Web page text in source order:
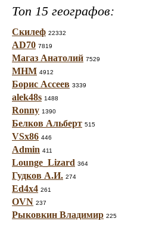
Топ 15 географов:
Скилеф 22332
AD70 7819
Магаз Анатолий 7529
МНМ 4912
Борис Ассеев 3339
alek48s 1488
Ronny 1390
Белков Альберт 515
VSx86 446
Admin 411
Lounge_Lizard 364
Гудков А.И. 274
Ed4x4 261
OVN 237
Рыковкин Владимир 225